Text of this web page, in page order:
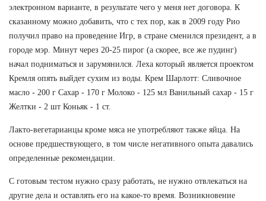
электронном варианте, в результате чего у меня нет договора. К
сказанному можно добавить, что с тех пор, как в 2009 году Рио
получил право на проведение Игр, в стране сменился президент, а в
городе мэр. Минут через 20-25 пирог (а скорее, все же пудинг)
начал подниматься и зарумянился. Леха который является проектом
Кремля опять выйдет сухим из воды. Крем Шарлотт: Сливочное
масло - 200 г Сахар - 170 г Молоко - 125 мл Ванильный сахар - 15 г
Желтки - 2 шт Коньяк - 1 ст.
Лакто-вегетарианцы кроме мяса не употребляют также яйца. На
основе предшествующего, в том числе негативного опыта давались
определенные рекомендации.
С готовым тестом нужно сразу работать, не нужно отвлекаться на
другие дела и оставлять его на какое-то время. Возникновение